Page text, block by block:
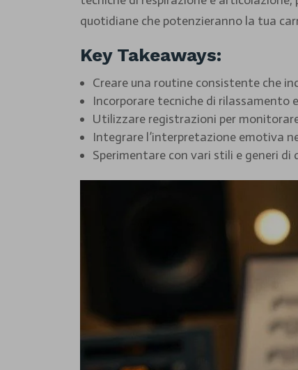
quotidiane che potenzieranno la tua
Key Takeaways:
Creare una routine consistente che
Incorporare tecniche di rilassamento
Utilizzare registrazioni per
Integrare l’interpretazione emotiva
Sperimentare con vari stili e generi di